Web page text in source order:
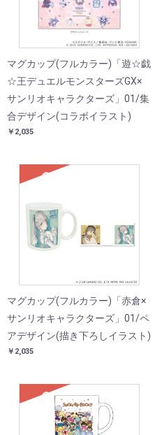
マグカップ(フルカラー)「遊☆戯
☆王デュエルモンスターズGX×
サンリオキャラクターズ」01/集
合デザイン(コラボイラスト)
￥2,035
SOLD
マグカップ(フルカラー)「赤倉×
サンリオキャラクターズ」01/ペ
アデザイン(描き下ろしイラスト)
￥2,035
SOLD